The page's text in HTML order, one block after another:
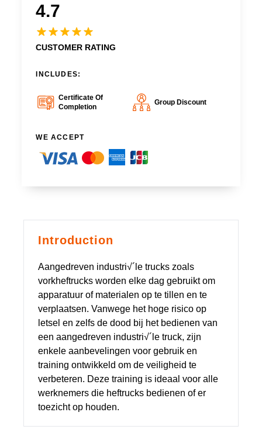
Introduction
Aangedreven industri√´le trucks zoals
vorkheftrucks worden elke dag gebruikt om
apparatuur of materialen op te tillen en te
verplaatsen. Vanwege het hoge risico op
letsel en zelfs de dood bij het bedienen van
een aangedreven industri√´le truck, zijn
enkele aanbevelingen voor gebruik en
training ontwikkeld om de veiligheid te
verbeteren. Deze training is ideaal voor alle
werknemers die heftrucks bedienen of er
toezicht op houden.
4.7
CUSTOMER RATING
INCLUDES:
Certificate Of
Completion
Group Discount
WE ACCEPT